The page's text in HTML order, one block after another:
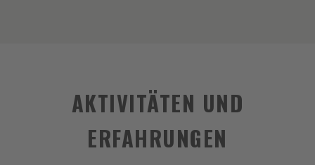
AKTIVITÄTEN UND
ERFAHRUNGEN